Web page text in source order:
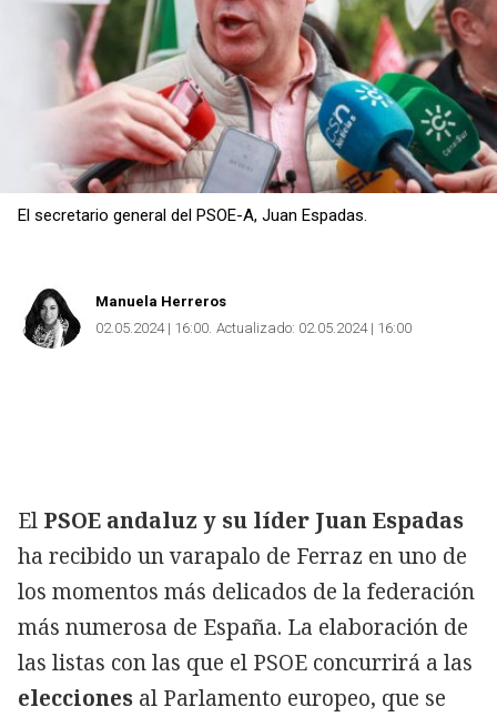
El secretario general del PSOE-A, Juan Espadas.
Manuela Herreros
02.05.2024 | 16:00 Actualizado: 02.05.2024 | 16:00
El PSOE andaluz y su líder Juan Espadas
ha recibido un varapalo de Ferraz en uno de
los momentos más delicados de la federación
más numerosa de España. La elaboración de
las listas con las que el PSOE concurrirá a las
elecciones al Parlamento europeo, que se